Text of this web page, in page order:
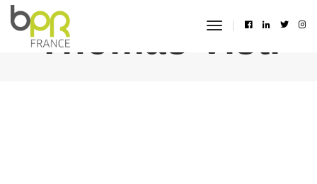
toggle
Thomas Visti